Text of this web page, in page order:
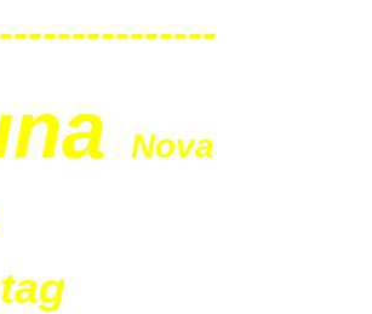
na
Nova